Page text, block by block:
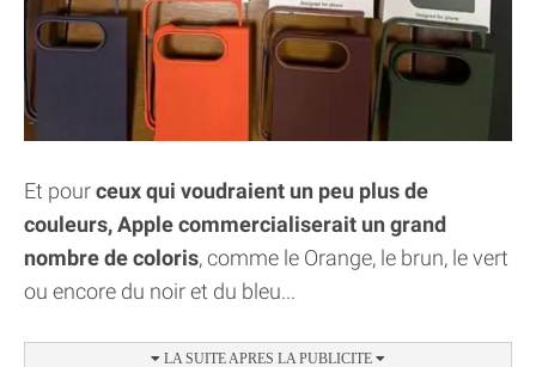
Et pourceux qui voudraient un peu plus de
couleurs, Apple commercialiserait un grand
nombre de coloris, comme le Orange, le brun, le vert
ou encore du noir et du bleu...